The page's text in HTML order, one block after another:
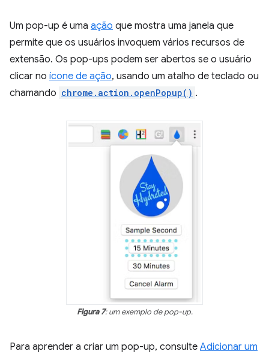
Um pop-up é uma ação que mostra uma janela que
permite que os usuários invoquem vários recursos de
extensão. Os pop-ups podem ser abertos se o usuário
clicar no ícone de ação, usando um atalho de teclado ou
chamando chrome.action.openPopup() .
Figura 7: um exemplo de pop-up.
Para aprender a criar um pop-up, consulte Adicionar um